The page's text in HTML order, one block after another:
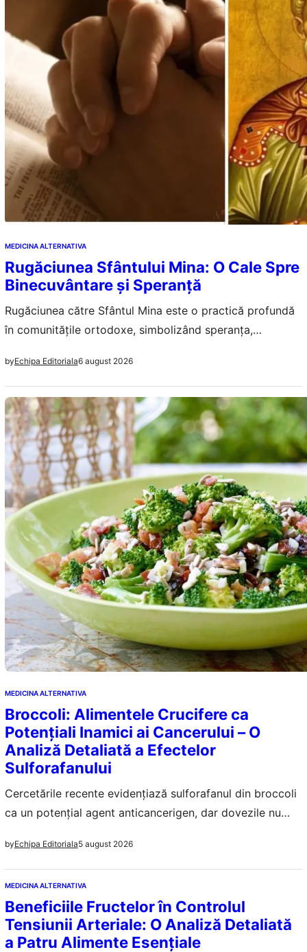
MEDICINA ALTERNATIVA
Rugăciunea Sfântului Mina: O Cale Spre
Binecuvântare și Speranță
Rugăciunea către Sfântul Mina este o practică profundă
în comunitățile ortodoxe, simbolizând speranța,
spirituală vitală între credincioși și divinitate.
byEchipa Editoriala6 august 2026
MEDICINA ALTERNATIVA
Broccoli: Alimentele Crucifere ca
Potențiali Inamici ai Cancerului – O
Analiză Detaliată a Efectelor
Sulforafanului
Cercetările recente evidențiază sulforafanul din broccoli
ca un potențial agent anticancerigen, dar dovezile nu
byEchipa Editoriala5 august 2026
MEDICINA ALTERNATIVA
Beneficiile Fructelor în Controlul
Tensiunii Arteriale: O Analiză Detaliată
a Patru Alimente Esențiale